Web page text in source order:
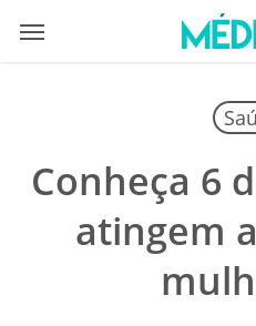
Menu
Conheça 6
atingem